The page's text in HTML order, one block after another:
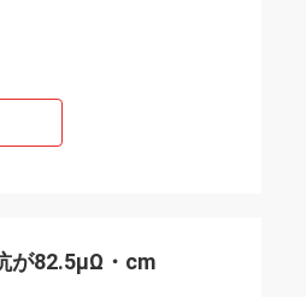
が82.5μΩ・cm